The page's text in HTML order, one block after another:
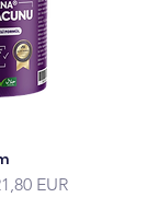
ár
EUR